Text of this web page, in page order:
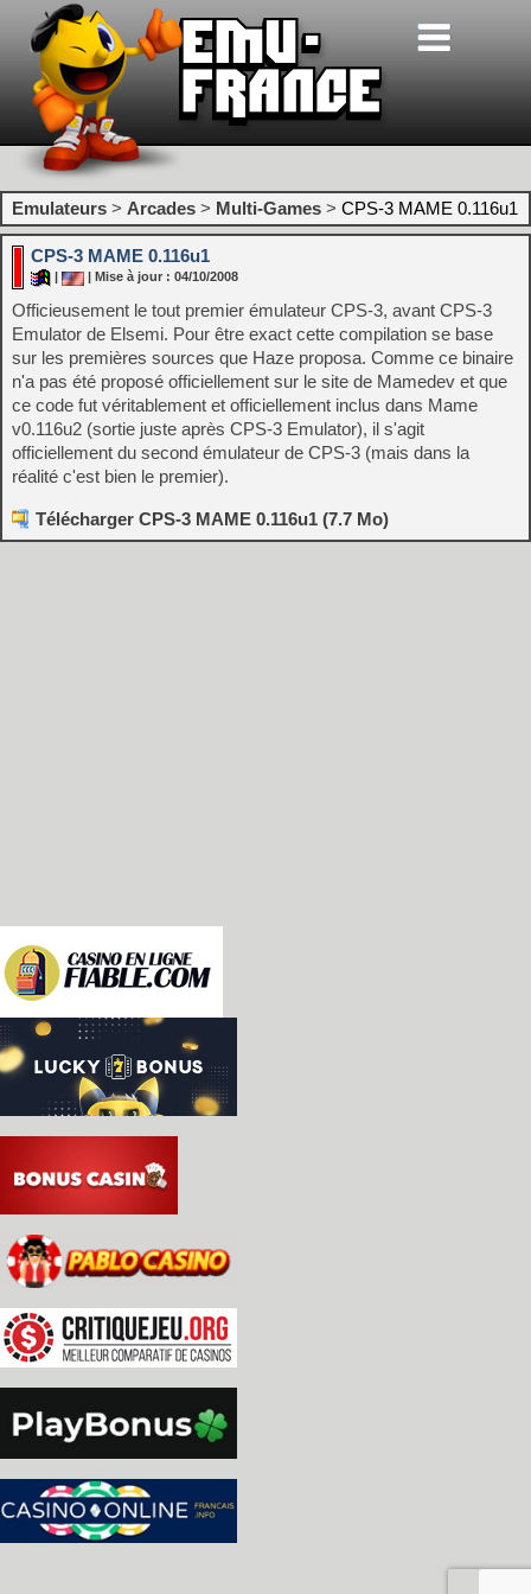
Emulateurs > Arcades > Multi-Games > CPS-3 MAME 0.116u1
CPS-3 MAME 0.116u1
| Mise à jour : 04/10/2008
Officieusement le tout premier émulateur CPS-3, avant CPS-3
Emulator de Elsemi. Pour être exact cette compilation se base
sur les premières sources que Haze proposa. Comme ce binaire
n'a pas été proposé officiellement sur le site de Mamedev et que
ce code fut véritablement et officiellement inclus dans Mame
v0.116u2 (sortie juste après CPS-3 Emulator), il s'agit
officiellement du second émulateur de CPS-3 (mais dans la
réalité c'est bien le premier).
Télécharger CPS-3 MAME 0.116u1 (7.7 Mo)